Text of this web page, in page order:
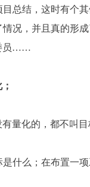
结，这时有个其
况，并且真的形
员……
化的，都不叫目
么；在布置一项